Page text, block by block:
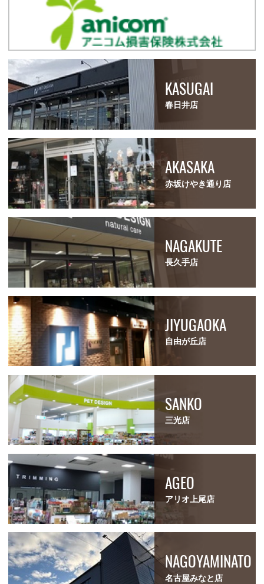
KASUGAI
春日井店
AKASAKA
赤坂けやき通り店
NAGAKUTE
長久手店
JIYUGAOKA
自由が丘店
SANKO
三光店
AGEO
アリオ上尾店
NAGOYAMINATO
名古屋みなと店